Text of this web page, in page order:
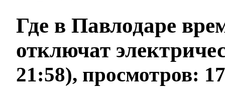
Где в Павлодаре
отключат
21:58), просмотров: